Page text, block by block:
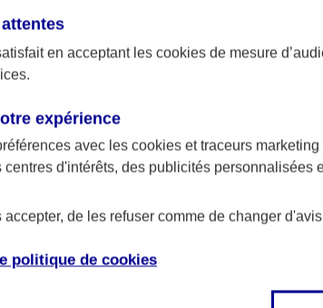
en acceptant les cookies de mesure
expérience
avec les cookies et traceurs
centres d'intérêts, des publicités personnalisées
de les refuser comme de changer
politique de cookies